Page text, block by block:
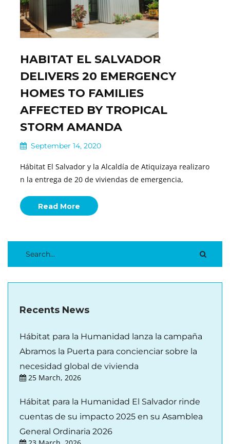
HABITAT EL SALVADOR
DELIVERS 20 EMERGENCY
HOMES TO FAMILIES
AFFECTED BY TROPICAL
STORM AMANDA
September 14, 2020
Hábitat El Salvador y la Alcaldía de Atiquizaya realizaro
n la entrega de 20 de viviendas de emergencia,
Read More
Recents News
Hábitat para la Humanidad lanza la campaña
Abramos la Puerta para concienciar sobre la
necesidad global de vivienda
25 March, 2026
Hábitat para la Humanidad El Salvador rinde
cuentas de su impacto 2025 en su Asamblea
General Ordinaria 2026